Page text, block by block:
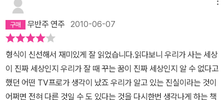
싶어 놀랍다. <p.312>호텔정원은 도시와 비슷하다.건물 내부의 정원
은 도시의 모형. 우리가 사는 세계의 축도. 사람들은 늘 둘러싸이고 싶
어한다. 타인으로부터의 시선을 차단하고 관리당하고 안전하고 기분
좋은 장소로 도망치고 싶어한다. 그러는 한편 사람들은 둘러싸여 있
다는 것에 폐쇄감과 고독을 느낀다. 그래서 사람이 모이는 장소로 나
가 많은 사람들 속의 한 사람임을 확인하지 않고는 견디지 못한다. 그
리고 내부 정원은 항상 '보여지는' 운명에 있다. 애당초 사람의 시선
리며 같은 사건의 상황을 세 명의 여배우들을 통해 반복, 재생하여 보
여주며 허구 속에서 진실을 찾게 하며 현실과 허구의 모호성을 강조
한다. 처음에 읽기 시작했을 때는 살짝 당혹스러울 밖에 없다. 같은 장
면을 여러 시각과 각도에서 반복, 재생하며 보여주고 첫 장면에서 감
추어 두었던 정보들을 두 번째, 세 번째 재현으로 이어지면서 알려주
며 사건의 구체적 상황들을 시각화 시켜주며 연극무대와 현실의 무대
를 겹치게 하면서 시종일관 무대에서의 연기를 보여주는 재미와 흥미
무반주 연주 2010-06-07
형식이 신선해서 재미있게 잘 읽었습니다.읽다보니 우리가 사는 세상
이 진짜 세상인지 우리가 잘 때 꾸는 꿈이 진짜 세상인지 알 수 없다고
했던 어떤 TV프로가 생각이 났죠 우리가 알고 있는 진실이라는 것이
어쩌면 전혀 다른 것일 수 도 있다는 것을 다시한번 생각나게 하는 책